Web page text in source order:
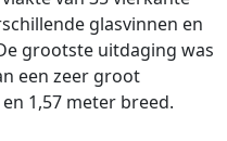
glasvinnen en
grootste uitdaging was
een zeer groot
1,57 meter breed.